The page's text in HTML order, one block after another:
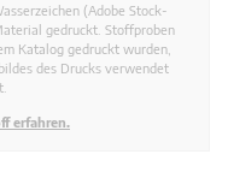
(Adobe Stock-
gedruckt. Stoffproben
Katalog gedruckt wurden,
des Drucks verwendet
erfahren.